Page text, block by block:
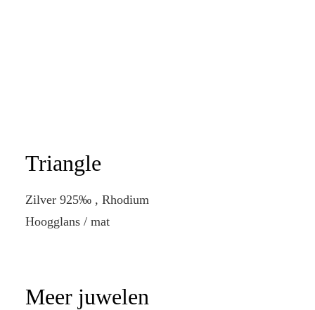
Triangle
Zilver 925‰ , Rhodium
Hoogglans / mat
Meer juwelen